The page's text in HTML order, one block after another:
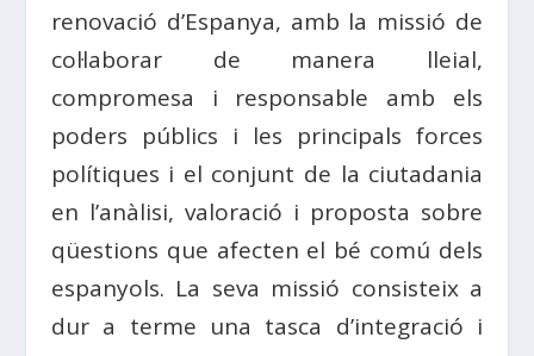
renovació d’Espanya, amb la missió de
col·laborar de manera lleial,
compromesa i responsable amb els
poders públics i les principals forces
polítiques i el conjunt de la ciutadania
en l’anàlisi, valoració i proposta sobre
qüestions que afecten el bé comú dels
espanyols. La seva missió consisteix a
dur a terme una tasca d’integració i